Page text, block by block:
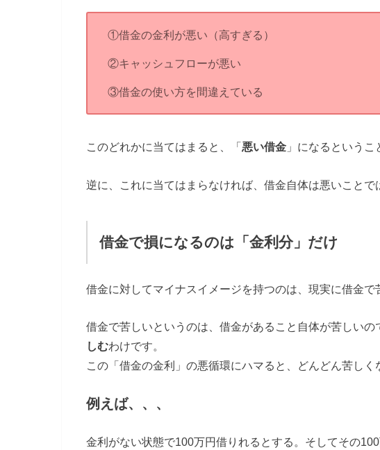
①借金の金利が悪い（高すぎる）
②キャッシュフローが悪い
③借金の使い方を間違えている
このどれかに当てはまると、「 悪い借金 」になるというこ
逆に、これに当てはまらなければ、借金自体は悪いことで
借金で損になるのは「金利分」だけ
借金に対してマイナスイメージを持つのは、現実に借金で
借金で苦しいというのは、借金があること自体が苦しいの
しむわけです。
この「借金の金利」の悪循環にハマると、どんどん苦しく
例えば、、、
金利がない状態で100万円借りれるとする。そしてその